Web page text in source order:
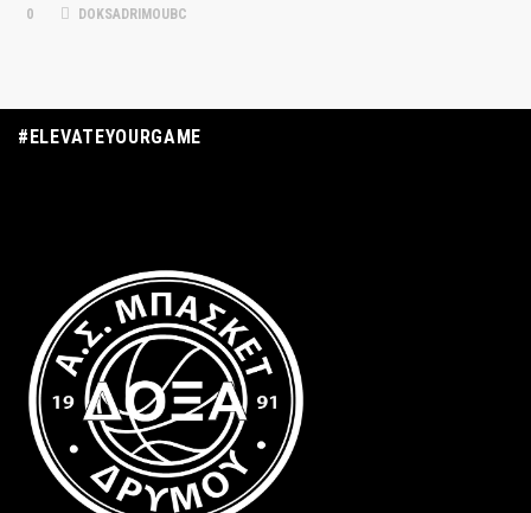
0 DOKSADRIMOUBC
#ELEVATEYOURGAME